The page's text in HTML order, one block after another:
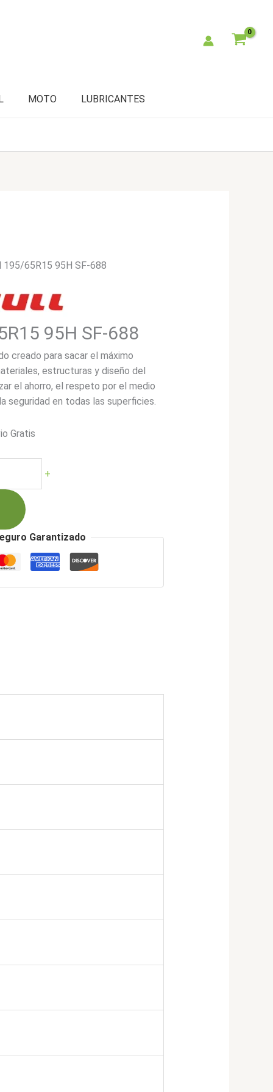
MOTO LUBRICANTES
65R15 95H SF-688
95H SF-688
creado para sacar el máximo
estructuras y diseño del
el ahorro, el respeto por el medio
seguridad en todas las superficies.
Gratis
+
Garantizado